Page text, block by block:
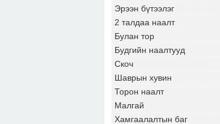
Эрээн бүтээлэг
2 талдаа наалт
Булан тор
Будгийн наалтууд
Скоч
Шаврын хувин
Торон наалт
Малгай
Хамгаалалтын баг